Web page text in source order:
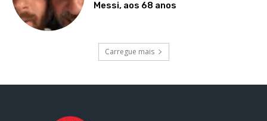
Messi, aos 68 anos
Carregue mais